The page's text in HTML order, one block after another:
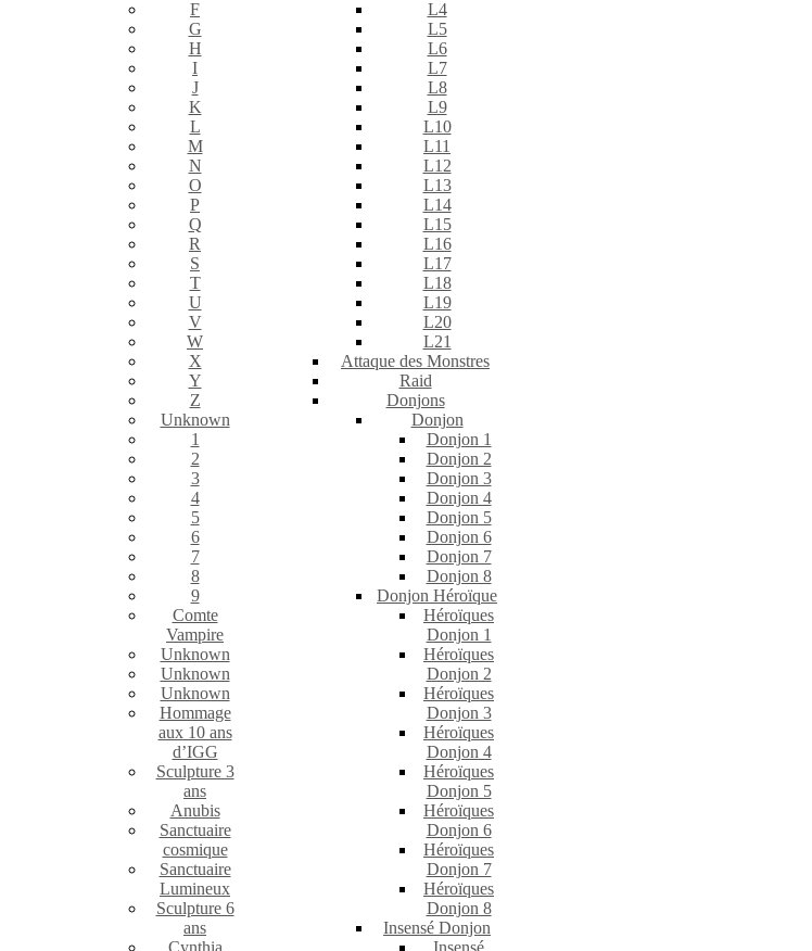
F
G
H
I
J
K
L
M
N
O
P
Q
R
S
T
U
V
W
X
Y
Z
Unknown
1
2
3
4
5
6
7
8
9
Comte
Vampire
Unknown
Unknown
Unknown
Hommage
aux 10 ans
d’IGG
Sculpture 3
ans
Anubis
Sanctuaire
cosmique
Sanctuaire
Lumineux
Sculpture 6
ans
L4
L5
L6
L7
L8
L9
L10
L11
L12
L13
L14
L15
L16
L17
L18
L19
L20
L21
Attaque des Monstres
Raid
Donjons
Donjon
Donjon 1
Donjon 2
Donjon 3
Donjon 4
Donjon 5
Donjon 6
Donjon 7
Donjon 8
Donjon Héroïque
Héroïques
Donjon 1
Héroïques
Donjon 2
Héroïques
Donjon 3
Héroïques
Donjon 4
Héroïques
Donjon 5
Héroïques
Donjon 6
Héroïques
Donjon 7
Héroïques
Donjon 8
Insensé Donjon